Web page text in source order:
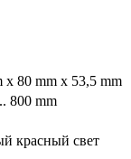
x 80 mm x 53,5 mm
800 mm
красный свет